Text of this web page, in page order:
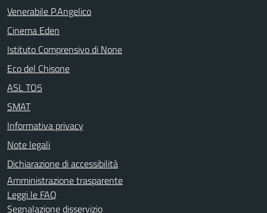
Venerabile P.Angelico
Cinema Eden
Istituto Comprensivo di None
Eco del Chisone
ASL TO5
SMAT
Informativa privacy
Note legali
Dichiarazione di accessibilità
Amministrazione trasparente
Leggi le FAQ
Segnalazione disservizio